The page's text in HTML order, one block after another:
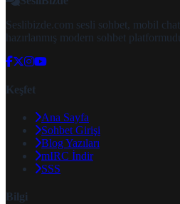
Seslibizde.com sesli sohbet, mobil
hazırlanmış modern sohbet
Keşfet
Ana Sayfa
Sohbet Girişi
Blog Yazıları
mIRC İndir
SSS
Bilgi